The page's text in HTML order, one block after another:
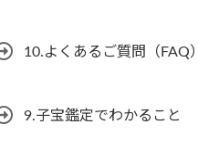
10.よくあるご質問（FAQ）
9.子宝鑑定でわかること